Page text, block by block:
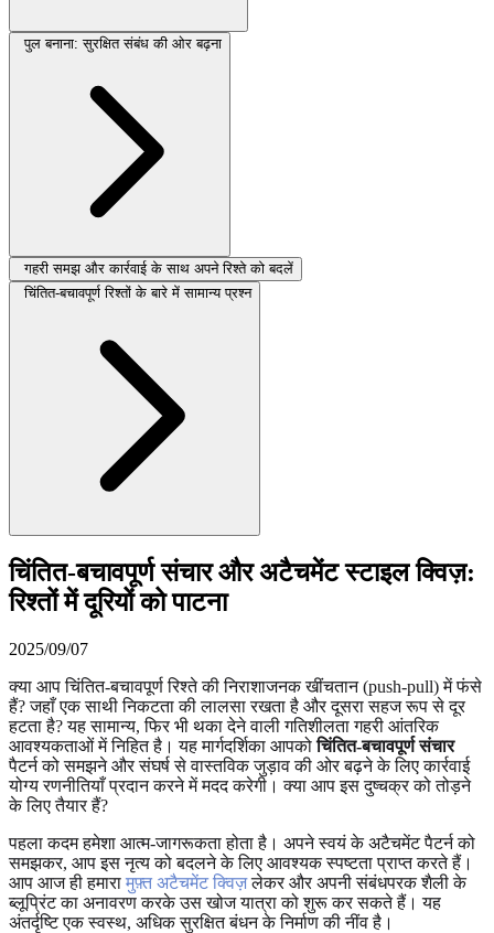
पुल बनाना: सुरक्षित संबंध की ओर बढ़ना
गहरी समझ और कार्रवाई के साथ अपने रिश्ते को बदलें
चिंतित-बचावपूर्ण रिश्तों के बारे में सामान्य प्रश्न
चिंतित-बचावपूर्ण संचार और अटैचमेंट स्टाइल क्विज़:
रिश्तों में दूरियों को पाटना
2025/09/07
क्या आप चिंतित-बचावपूर्ण रिश्ते की निराशाजनक खींचतान (push-pull) में फंसे
हैं? जहाँ एक साथी निकटता की लालसा रखता है और दूसरा सहज रूप से दूर
हटता है? यह सामान्य, फिर भी थका देने वाली गतिशीलता गहरी आंतरिक
आवश्यकताओं में निहित है। यह मार्गदर्शिका आपकोचिंतित-बचावपूर्ण संचार
पैटर्न को समझने और संघर्ष से वास्तविक जुड़ाव की ओर बढ़ने के लिए कार्रवाई
योग्य रणनीतियाँ प्रदान करने में मदद करेगी। क्या आप इस दुष्चक्र को तोड़ने
के लिए तैयार हैं?
पहला कदम हमेशा आत्म-जागरूकता होता है। अपने स्वयं के अटैचमेंट पैटर्न को
समझकर, आप इस नृत्य को बदलने के लिए आवश्यक स्पष्टता प्राप्त करते हैं।
आप आज ही हमारा मुफ़्त अटैचमेंट क्विज़लेकर और अपनी संबंधपरक शैली के
ब्लूप्रिंट का अनावरण करके उस खोज यात्रा को शुरू कर सकते हैं। यह
अंतर्दृष्टि एक स्वस्थ, अधिक सुरक्षित बंधन के निर्माण की नींव है।